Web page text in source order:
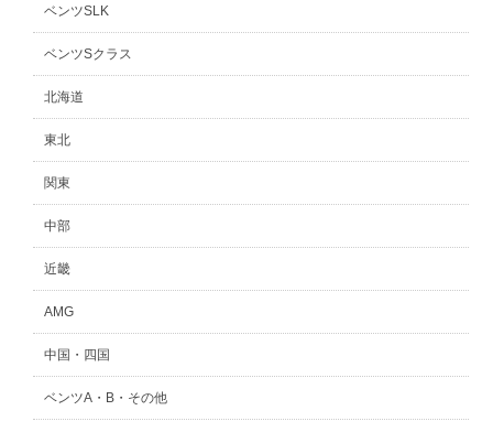
ベンツSLK
ベンツSクラス
北海道
東北
関東
中部
近畿
AMG
中国・四国
ベンツA・B・その他